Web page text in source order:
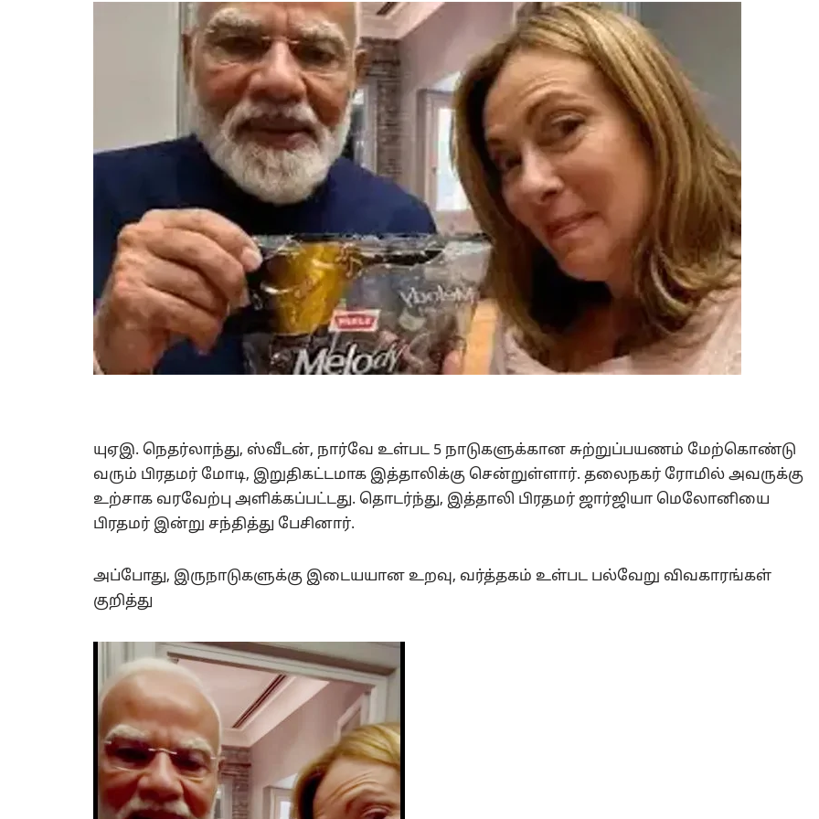
யுஏஇ. நெதர்லாந்து, ஸ்வீடன், நார்வே உள்பட 5 நாடுகளுக்கான சுற்றுப்பயணம் மேற்கொண்டு
வரும் பிரதமர் மோடி, இறுதிகட்டமாக இத்தாலிக்கு சென்றுள்ளார். தலைநகர் ரோமில் அவருக்கு
உற்சாக வரவேற்பு அளிக்கப்பட்டது. தொடர்ந்து, இத்தாலி பிரதமர் ஜார்ஜியா மெலோனியை
பிரதமர் இன்று சந்தித்து பேசினார்.
அப்போது, இருநாடுகளுக்கு இடையயான உறவு, வர்த்தகம் உள்பட பல்வேறு விவகாரங்கள்
குறித்து